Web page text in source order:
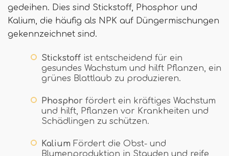
gedeihen. Dies sind Stickstoff, Phosphor und
Kalium, die häufig als NPK auf Düngermischungen
gekennzeichnet sind.
Stickstoff ist entscheidend für ein
gesundes Wachstum und hilft Pflanzen, ein
grünes Blattlaub zu produzieren.
Phosphor fördert ein kräftiges Wachstum
und hilft, Pflanzen vor Krankheiten und
Schädlingen zu schützen.
Kalium Fördert die Obst- und
Blumenproduktion in Stauden und reife